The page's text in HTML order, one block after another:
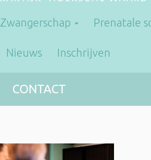
Zwangerschap Prenatale
Nieuws Inschrijven
CONTACT